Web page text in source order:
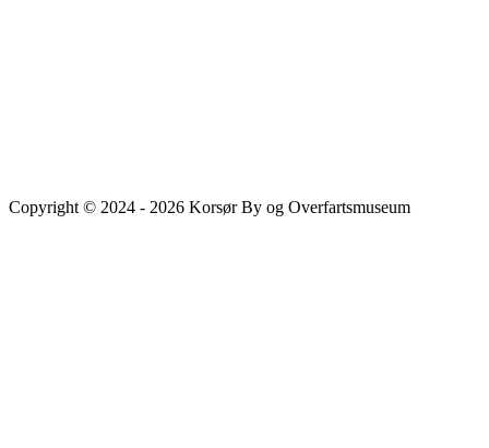
Copyright © 2024 - 2026 Korsør By og Overfartsmuseum